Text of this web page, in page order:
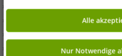
» Unternehmen
» Ihre Vorteile
» Originalware und
» Presse
Alle
Nur Notwendige